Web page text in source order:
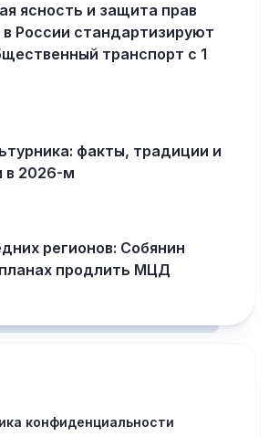
ясность и защита прав
России стандартизируют
транспорт с 1
факты, традиции и
в 2026-м
регионов: Собянин
продлить МЦД
конфиденциальности